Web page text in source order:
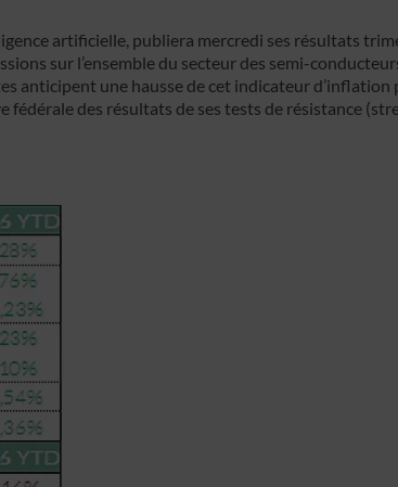
artificielle, publiera mercredi ses résultats
sur l’ensemble du secteur des semi-
anticipent une hausse de cet indicateur
fédérale des résultats de ses tests de résistance